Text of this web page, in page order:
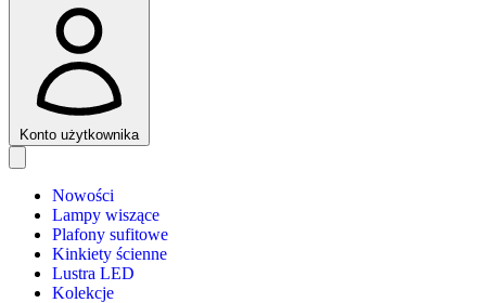
Konto użytkownika
Nowości
Lampy wiszące
Plafony sufitowe
Kinkiety ścienne
Lustra LED
Kolekcje